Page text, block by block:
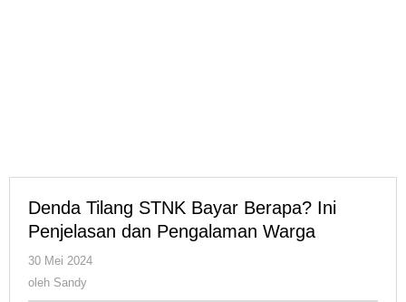
Denda Tilang STNK Bayar Berapa? Ini
Penjelasan dan Pengalaman Warga
30 Mei 2024
oleh Sandy